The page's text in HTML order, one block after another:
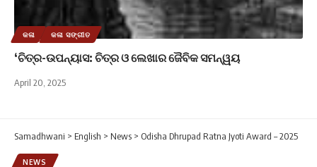
କଳା କଳା ସଙ୍ଗୀତ
‘ଚିତ୍ର-ଉପନ୍ୟାସ: ଚିତ୍ର ଓ ଲେଖାର ଜୈବିକ ସମନ୍ୱୟ
April 20, 2025
Samadhwani > English > News > Odisha Dhrupad Ratna Jyoti Award – 2025
NEWS